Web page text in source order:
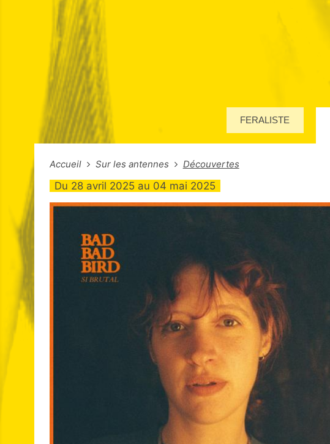
FERALISTE
Accueil Sur les antennes Découvertes
Du 28 avril 2025 au 04 mai 2025